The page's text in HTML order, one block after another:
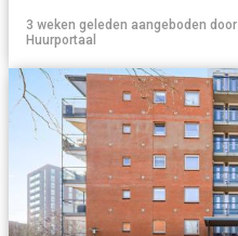
3 weken geleden aangeboden door
Huurportaal